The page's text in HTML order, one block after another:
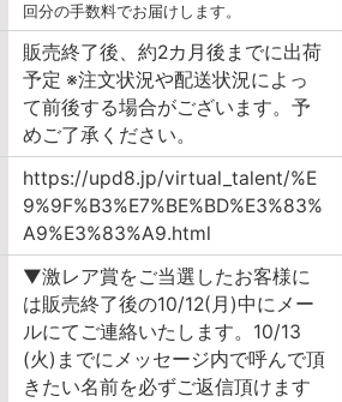
回分の手数料でお届けします。
販売終了後、約2カ月後までに出荷
予定 ※注文状況や配送状況によっ
て前後する場合がございます。予
めご了承ください。
https://upd8.jp/virtual_talent/%E
9%9F%B3%E7%BE%BD%E3%83%
A9%E3%83%A9.html
▼激レア賞をご当選したお客様に
は販売終了後の10/12(月)中にメー
ルにてご連絡いたします。10/13
(火)までにメッセージ内で呼んで頂
きたい名前を必ずご返信頂けます